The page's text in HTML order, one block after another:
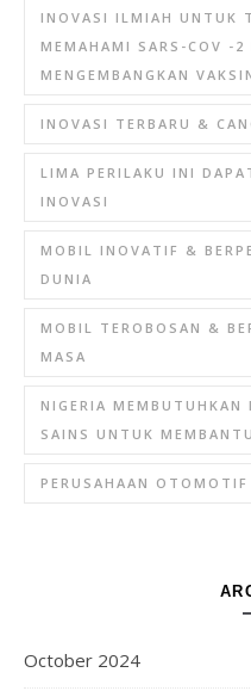
INOVASI ILMIAH UNTUK
MEMAHAMI SARS-COV -
MENGEMBANGKAN
INOVASI TERBARU &
LIMA PERILAKU INI
INOVASI
MOBIL INOVATIF &
DUNIA
MOBIL TEROBOSAN &
MASA
NIGERIA
SAINS UNTUK
PERUSAHAAN
October 2024